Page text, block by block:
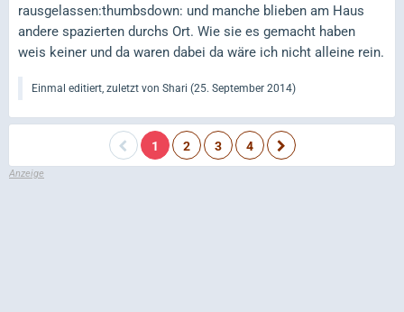
rausgelassen:thumbsdown: und manche blieben am Haus
andere spazierten durchs Ort. Wie sie es gemacht haben
weis keiner und da waren dabei da wäre ich nicht alleine rein.
Einmal editiert, zuletzt von Shari (25. September 2014)
1 2 3 4